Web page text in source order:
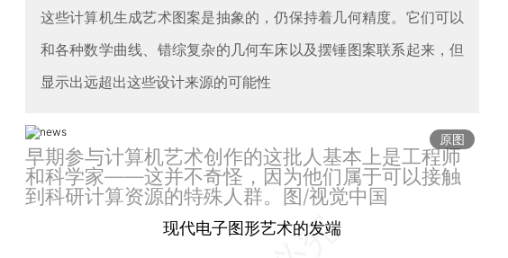
这些计算机生成艺术图案是抽象的，仍保持着几何精度。它们可以
和各种数学曲线、错综复杂的几何车床以及摆锤图案联系起来，但
显示出远超出这些设计来源的可能性
原图
早期参与计算机艺术创作的这批人基本上是工程师
和科学家——这并不奇怪，因为他们属于可以接触
到科研计算资源的特殊人群。图/视觉中国
现代电子图形艺术的发端